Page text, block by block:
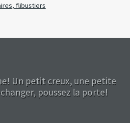
flibustiers
Un petit creux, une petite
poussez la porte!